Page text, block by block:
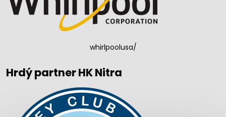
whirlpoolusa/
Hrdý partner HK Nitra